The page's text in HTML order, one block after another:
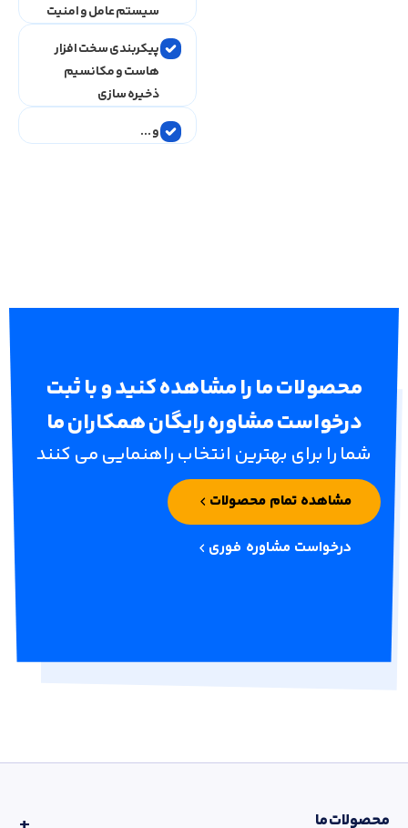
سیستم عامل و امنیت
پیکربندی سخت افزار
هاست و مکانسیم
ذخیره سازی
و ...
محصولات ما را مشاهده کنید و با ثبت
درخواست مشاوره رایگان همکاران ما
شما را برای بهترین انتخاب راهنمایی می کنند
مشاهده تمام محصولات
درخواست مشاوره فوری
محصولات ما